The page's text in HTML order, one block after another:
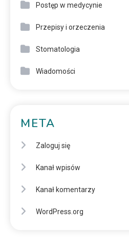
Postęp w medycynie
Przepisy i orzeczenia
Stomatologia
Wiadomości
META
Zaloguj się
Kanał wpisów
Kanał komentarzy
WordPress.org